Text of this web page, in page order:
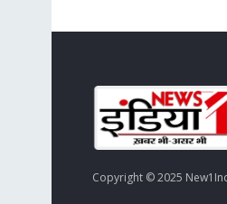
Copyright © 2025